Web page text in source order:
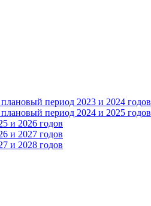
период 2023 и 2024 годов
период 2024 и 2025 годов
и 2026 годов
и 2027 годов
и 2028 годов